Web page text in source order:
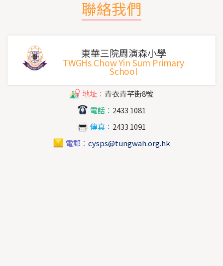
聯絡我們
東華三院周演森小學
TWGHs Chow Yin Sum Primary
School
地址： 青衣青芊街8號
電話： 2433 1081
傳真： 2433 1091
電郵： cysps@tungwah.org.hk